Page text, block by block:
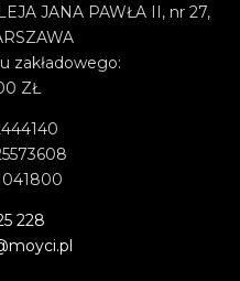
JANA PAWŁA II, nr 27,
zakładowego:
ZŁ
228